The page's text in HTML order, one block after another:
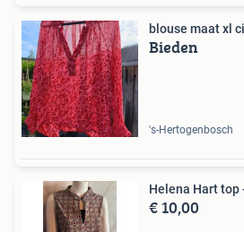
blouse maat xl
Bieden
's-Hertogenbosch
Helena Hart top
€ 10,00